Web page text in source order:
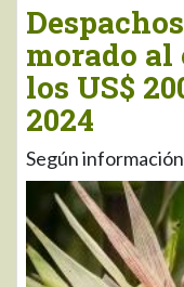
morado
los US$
2024
Según